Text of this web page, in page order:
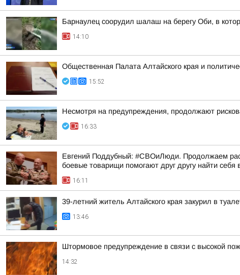
Барнаулец соорудил шалаш на берегу Оби, в
14:10
Общественная Палата Алтайского края и
15:52
Несмотря на предупреждения, продолжают
16:33
Евгений Поддубный: #СВОиЛюди. Продолжаем
боевые товарищи помогают друг другу найти себя
16:11
39-летний житель Алтайского края закурил в
13:46
Штормовое предупреждение в связи с высокой
14:32